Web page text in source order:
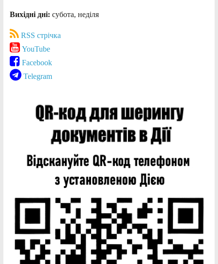
Вихідні дні: субота, неділя
RSS стрічка
YouTube
Facebook
Telegram